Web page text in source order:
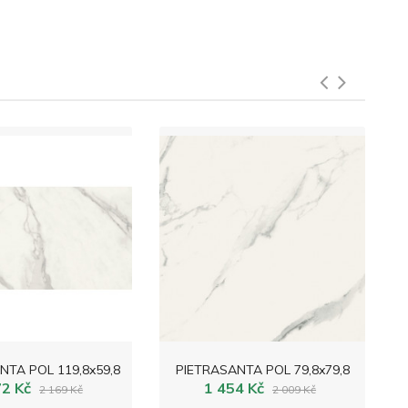
POL 119,8x59,8
Kč 2 169 Kč
PIETRASANTA POL 79,8x79,8
1 454 Kč 2 009 Kč